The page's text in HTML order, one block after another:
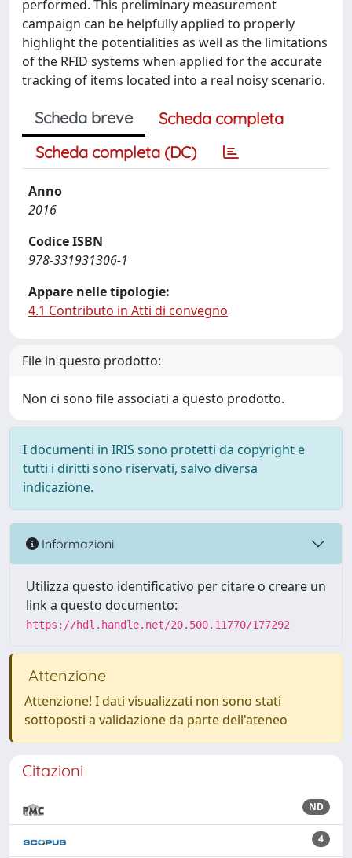
performed. This preliminary measurement
campaign can be helpfully applied to properly
highlight the potentialities as well as the limitations
of the RFID systems when applied for the accurate
tracking of items located into a real noisy scenario.
Scheda breve
Scheda completa
Scheda completa (DC)
Anno
2016
Codice ISBN
978-331931306-1
Appare nelle tipologie:
4.1 Contributo in Atti di convegno
File in questo prodotto:
Non ci sono file associati a questo prodotto.
I documenti in IRIS sono protetti da copyright e
tutti i diritti sono riservati, salvo diversa
indicazione.
Informazioni
Utilizza questo identificativo per citare o creare un
link a questo documento:
https://hdl.handle.net/20.500.11770/177292
Attenzione
Attenzione! I dati visualizzati non sono stati
sottoposti a validazione da parte dell'ateneo
Citazioni
ND
4